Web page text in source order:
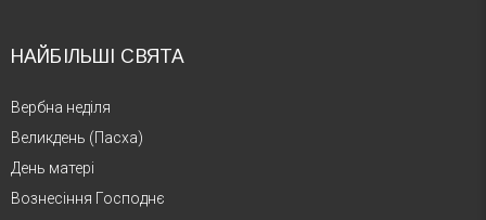
НАЙБІЛЬШІ СВЯТА
Вербна неділя
Великдень (Пасха)
День матері
Вознесіння Господнє